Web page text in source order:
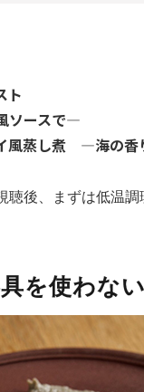
ト
ソースで―
イ風蒸し煮 ―海の
後、まずは低温調
を使わな